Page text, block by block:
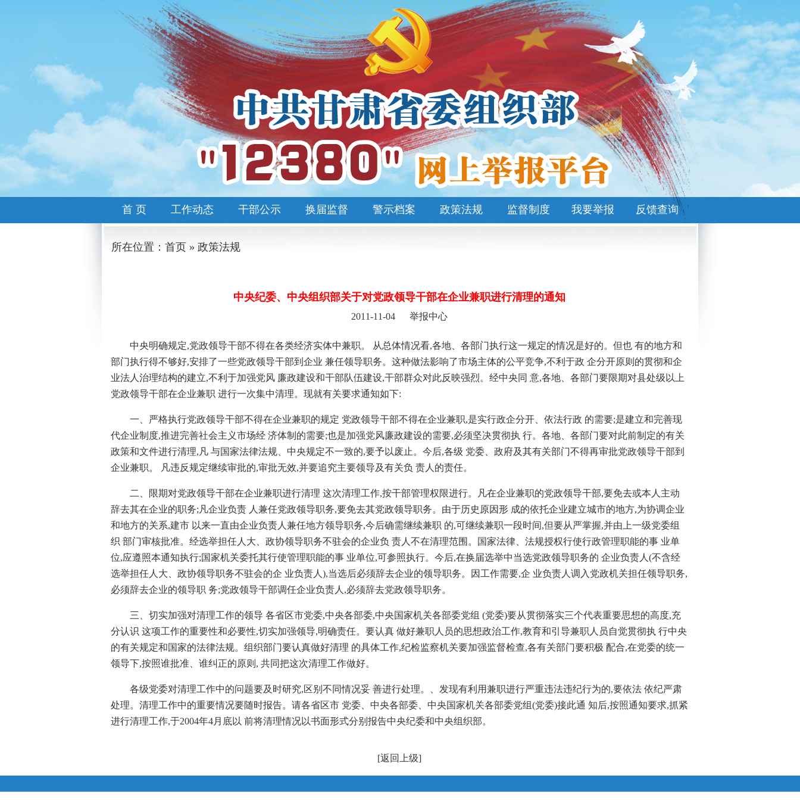
首 页 工作动态 干部公示 换届监督 警示档案 政策法规 监督制度 我要举报 反馈查询
所在位置：首页 » 政策法规
中央纪委、中央组织部关于对党政领导干部在企业兼职进行清理的通知
2011-11-04 举报中心
中央明确规定,党政领导干部不得在各类经济实体中兼职。 从总体情况看,各地、各部门执行这一规定的情况是好的。但也 有的地方和
部门执行得不够好,安排了一些党政领导干部到企业 兼任领导职务。这种做法影响了市场主体的公平竞争,不利于政 企分开原则的贯彻和企
业法人治理结构的建立,不利于加强党风 廉政建设和干部队伍建设,干部群众对此反映强烈。经中央同 意,各地、各部门要限期对县处级以上
党政领导干部在企业兼职 进行一次集中清理。现就有关要求通知如下:
一、严格执行党政领导干部不得在企业兼职的规定 党政领导干部不得在企业兼职,是实行政企分开、依法行政 的需要;是建立和完善现
代企业制度,推进完善社会主义市场经 济体制的需要;也是加强党风廉政建设的需要,必须坚决贯彻执 行。各地、各部门要对此前制定的有关
政策和文件进行清理,凡 与国家法律法规、中央规定不一致的,要予以废止。今后,各级 党委、政府及其有关部门不得再审批党政领导干部到
企业兼职。 凡违反规定继续审批的,审批无效,并要追究主要领导及有关负 责人的责任。
二、限期对党政领导干部在企业兼职进行清理 这次清理工作,按干部管理权限进行。凡在企业兼职的党政领导干部,要免去或本人主动
辞去其在企业的职务;凡企业负责 人兼任党政领导职务,要免去其党政领导职务。由于历史原因形 成的依托企业建立城市的地方,为协调企业
和地方的关系,建市 以来一直由企业负责人兼任地方领导职务,今后确需继续兼职 的,可继续兼职一段时间,但要从严掌握,并由上一级党委组
织 部门审核批准。经选举担任人大、政协领导职务不驻会的企业负 责人不在清理范围。国家法律、法规授权行使行政管理职能的事 业单
位,应遵照本通知执行;国家机关委托其行使管理职能的事 业单位,可参照执行。今后,在换届选举中当选党政领导职务的 企业负责人(不含经
选举担任人大、政协领导职务不驻会的企 业负责人),当选后必须辞去企业的领导职务。因工作需要,企 业负责人调入党政机关担任领导职务,
必须辞去企业的领导职 务;党政领导干部调任企业负责人,必须辞去党政领导职务。
三、切实加强对清理工作的领导 各省区市党委,中央各部委,中央国家机关各部委党组 (党委)要从贯彻落实三个代表重要思想的高度,充
分认识 这项工作的重要性和必要性,切实加强领导,明确责任。要认真 做好兼职人员的思想政治工作,教育和引导兼职人员自觉贯彻执 行中央
的有关规定和国家的法律法规。组织部门要认真做好清理 的具体工作,纪检监察机关要加强监督检查,各有关部门要积极 配合,在党委的统一
领导下,按照谁批准、谁纠正的原则, 共同把这次清理工作做好。
各级党委对清理工作中的问题要及时研究,区别不同情况妥 善进行处理。、发现有利用兼职进行严重违法违纪行为的,要依法 依纪严肃
处理。清理工作中的重要情况要随时报告。请各省区市 党委、中央各部委、中央国家机关各部委党组(党委)接此通 知后,按照通知要求,抓紧
进行清理工作,于2004年4月底以 前将清理情况以书面形式分别报告中央纪委和中央组织部。
[返回上级]